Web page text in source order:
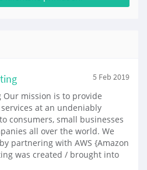
5 Feb 2019
Our mission is to provide
at an undeniably
consumers, small businesses
all over the world. We
partnering with AWS {Amazon
was created / brought into